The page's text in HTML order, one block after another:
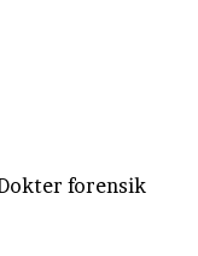
forensik